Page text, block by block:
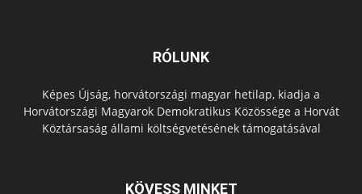
RÓLUNK
Képes Újság, horvátországi magyar hetilap, kiadja a
Horvátországi Magyarok Demokratikus Közössége a Horvát
Köztársaság állami költségvetésének támogatásával
KÖVESS MINKET